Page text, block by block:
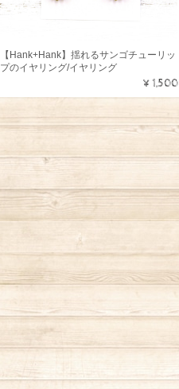
【Hank+Hank】揺れるサンゴチューリッ
プのイヤリング/イヤリング
¥1,500